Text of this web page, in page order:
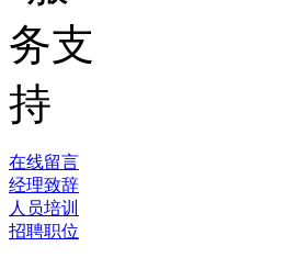
在线留言
经理致辞
人员培训
招聘职位